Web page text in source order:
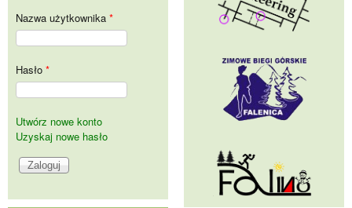
Nazwa użytkownika *
Hasło *
Utwórz nowe konto
Uzyskaj nowe hasło